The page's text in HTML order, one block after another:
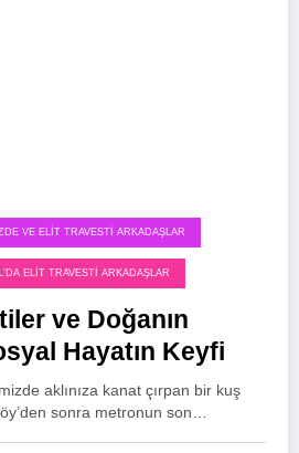
VE ELIT TRAVESTI ARKADAŞLAR
ELIT TRAVESTI ARKADAŞLAR
ve Doğanın
Hayatın Keyfi
aklınıza kanat çırpan bir kuş
sonra metronun son…